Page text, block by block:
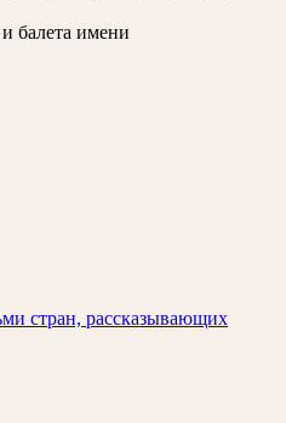
балета имени
стран, рассказывающих